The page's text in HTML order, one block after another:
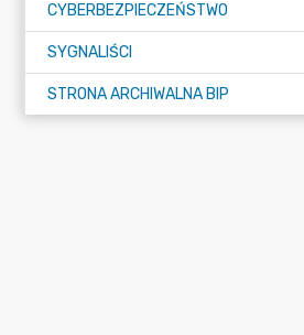
CYBERBEZPIECZEŃSTWO
SYGNALIŚCI
STRONA ARCHIWALNA BIP